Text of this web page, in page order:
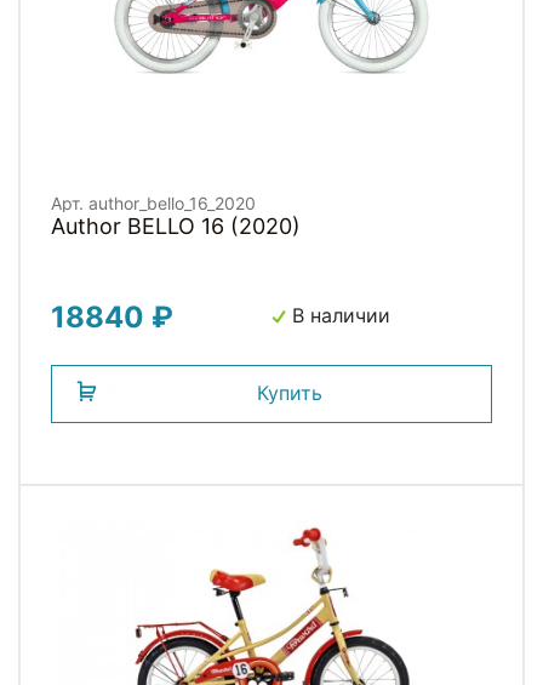
Арт. author_bello_16_2020
Author BELLO 16 (2020)
18840 ₽ В наличии
Купить